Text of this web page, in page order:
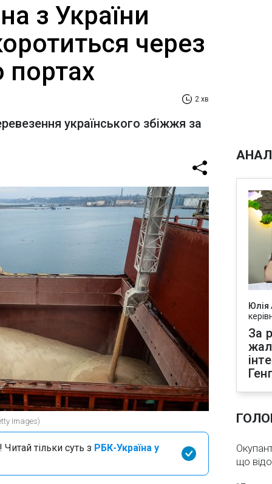
з України
через
2 хв
українського збіжжя за
Images)
тільки суть з РБК-Україна у
Юлія
За
що